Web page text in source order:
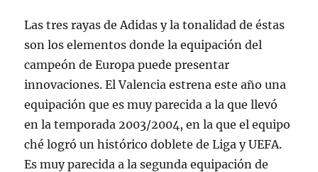
Las tres rayas de Adidas y la tonalidad de éstas
son los elementos donde la equipación del
campeón de Europa puede presentar
innovaciones. El Valencia estrena este año una
equipación que es muy parecida a la que llevó
en la temporada 2003/2004, en la que el equipo
ché logró un histórico doblete de Liga y UEFA.
Es muy parecida a la segunda equipación de